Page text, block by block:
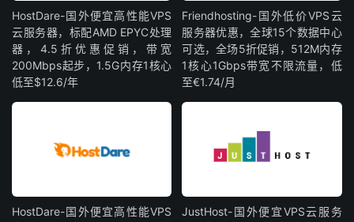
HostDare-国外便宜高性能VPS
云服务器，标配AMD EPYC处理
器，4.5折优惠促销，带宽
200Mbps起步，1.5G内存1核心
低至$12.6/年
Friendhosting-国外低价VPS云
服务器优惠，全球15个数据中心
可选，全场5折促销，512M内存
1核心1Gbps带宽不限流量，低
至€1.74/月
HostDare-国外便宜高性能VPS
JustHost-国外便宜VPS云服务